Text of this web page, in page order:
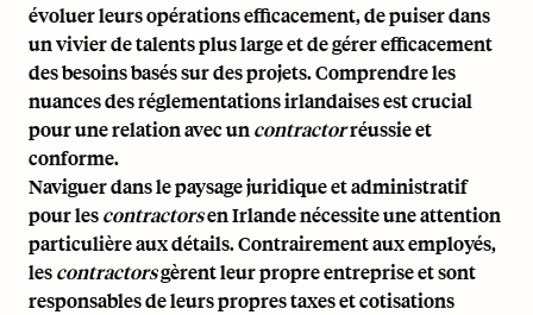
évoluer leurs opérations efficacement, de puiser dans
un vivier de talents plus large et de gérer efficacement
des besoins basés sur des projets. Comprendre les
nuances des réglementations irlandaises est crucial
pour une relation avec un contractorréussie et
conforme.
Naviguer dans le paysage juridique et administratif
pour lescontractorsen Irlande nécessite une attention
particulière aux détails. Contrairement aux employés,
lescontractorsgèrent leur propre entreprise et sont
responsables de leurs propres taxes et cotisations